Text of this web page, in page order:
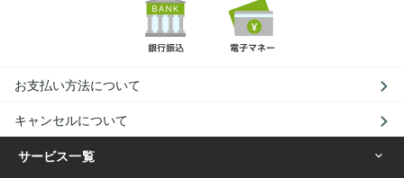
お支払い方法について
キャンセルについて